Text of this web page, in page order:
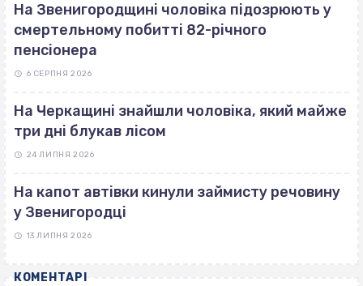
На Звенигородщині чоловіка підозрюють у
смертельному побитті 82-річного
пенсіонера
6 СЕРПНЯ 2026
На Черкащині знайшли чоловіка, який майже
три дні блукав лісом
24 ЛИПНЯ 2026
На капот автівки кинули займисту речовину
у Звенигородці
13 ЛИПНЯ 2026
КОМЕНТАРІ